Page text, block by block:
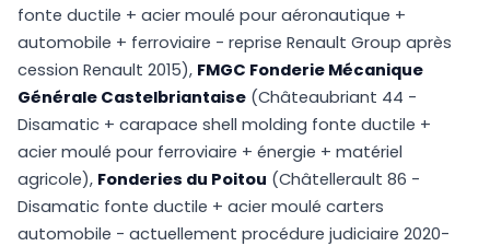
fonte ductile + acier moulé pour aéronautique +
automobile + ferroviaire - reprise Renault Group après
cession Renault 2015), FMGC Fonderie Mécanique
Générale Castelbriantaise (Châteaubriant 44 -
Disamatic + carapace shell molding fonte ductile +
acier moulé pour ferroviaire + énergie + matériel
agricole), Fonderies du Poitou (Châtellerault 86 -
Disamatic fonte ductile + acier moulé carters
automobile - actuellement procédure judiciaire 2020-